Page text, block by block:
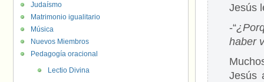
Jesús
-“
haber
Jesús
Judaísmo
Matrimonio igualitario
Música
Nuevos Miembros
Pedagogía oracional
Lectio Divina